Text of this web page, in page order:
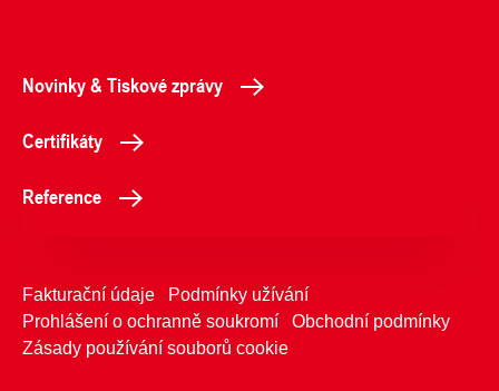
Novinky & Tiskové zprávy
Certifikáty
Reference
Fakturační údaje
Podmínky užívání
Prohlášení o ochranně soukromí
Obchodní podmínky
Zásady používání souborů cookie